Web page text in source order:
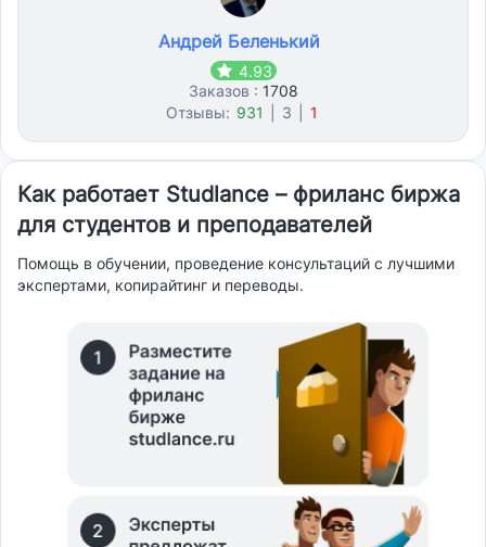
Андрей Беленький
4.93
Заказов : 1708
Отзывы: 931 3 1
Как работает Studlance – фриланс биржа
для студентов и преподавателей
Помощь в обучении, проведение консультаций с лучшими
экспертами, копирайтинг и переводы.